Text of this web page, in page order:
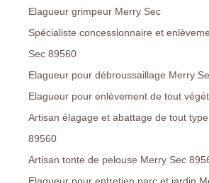
Elagueur grimpeur Merry Sec
Spécialiste concessionnaire et
Sec 89560
Elagueur pour débroussaillage Merry
Elagueur pour enlèvement de tout
Artisan élagage et abattage de tout
89560
Artisan tonte de pelouse Merry Sec